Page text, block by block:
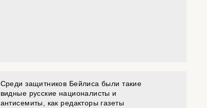
Среди защитников Бейлиса были такие
видные русские националисты и
антисемиты, как редакторы газеты